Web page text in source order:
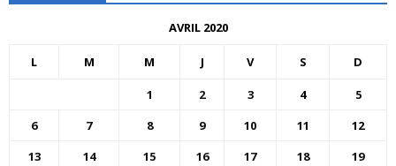
AVRIL 2020
L M M J V S D
1 2 3 4
5
6
7 8 9 10 11
12
13
14 15 16 17 18
19